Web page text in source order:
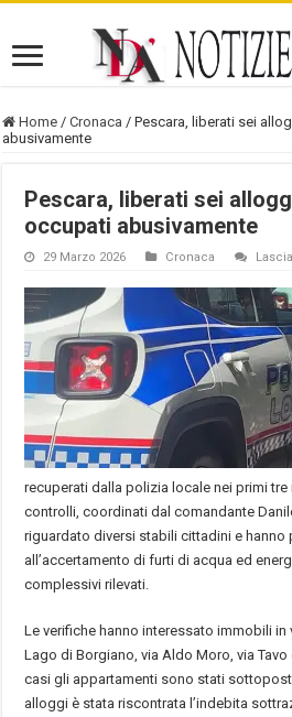
Home / Cronaca / Pescara, liberati sei
abusivamente
Pescara, liberati sei
occupati abusivamente
29 Marzo 2026 Cronaca
recuperati dalla polizia locale nei primi tre
controlli, coordinati dal comandante
riguardato diversi stabili cittadini e hanno
all’accertamento di furti di acqua ed
complessivi rilevati.
Le verifiche hanno interessato immobili in
Lago di Borgiano, via Aldo Moro, via
casi gli appartamenti sono stati
alloggi è stata riscontrata l’indebita